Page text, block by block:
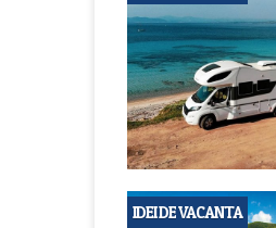
IDEI DE VACANTA